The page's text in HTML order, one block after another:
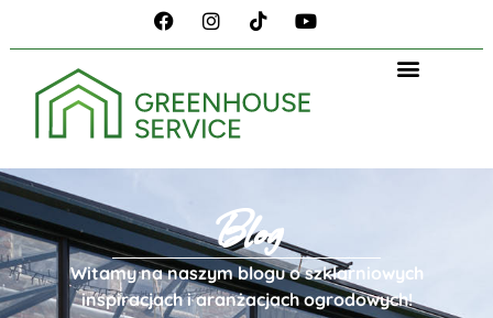
Blog
Witamy na naszym blogu o szklarniowych
inspiracjach i aranżacjach ogrodowych!